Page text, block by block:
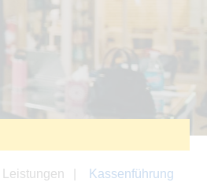
Leistungen Kassenführung